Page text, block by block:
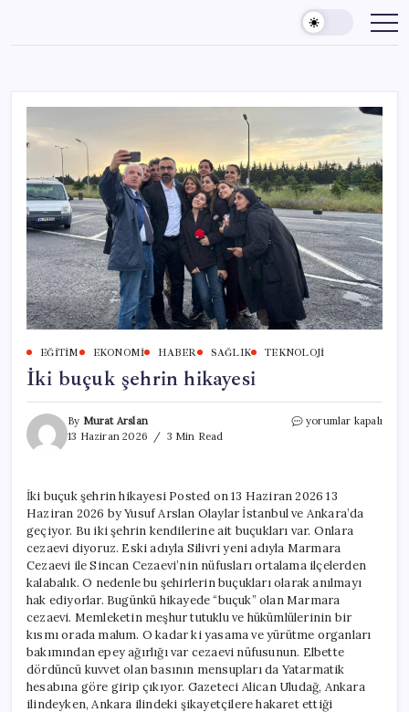
content
EĞITIM EKONOMI HABER SAĞLIK TEKNOLOJI
İki buçuk şehrin hikayesi
By Murat Arslan
13 Haziran 2026
3 Min Read
İki
yorumlar kapalı
İki buçuk şehrin hikayesi Posted on 13 Haziran 2026 13
Haziran 2026 by Yusuf Arslan Olaylar İstanbul ve Ankara’da
geçiyor. Bu iki şehrin kendilerine ait buçukları var. Onlara
cezaevi diyoruz. Eski adıyla Silivri yeni adıyla Marmara
Cezaevi ile Sincan Cezaevi’nin nüfusları ortalama ilçelerden
kalabalık. O nedenle bu şehirlerin buçukları olarak anılmayı
hak ediyorlar. Bugünkü hikayede “buçuk” olan Marmara
cezaevi. Memleketin meşhur tutuklu ve hükümlülerinin bir
kısmı orada malum. O kadar ki yasama ve yürütme organları
bakımından epey ağırlığı var cezaevi nüfusunun. Elbette
dördüncü kuvvet olan basının mensupları da Yatarmatik
hesabına göre girip çıkıyor. Gazeteci Alican Uludağ, Ankara
ilindeyken, Ankara ilindeki şikayetçilere hakaret ettiği